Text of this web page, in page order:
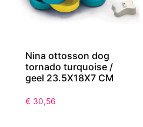
Nina ottosson dog
tornado turquoise /
geel 23.5X18X7 CM
€ 30,56